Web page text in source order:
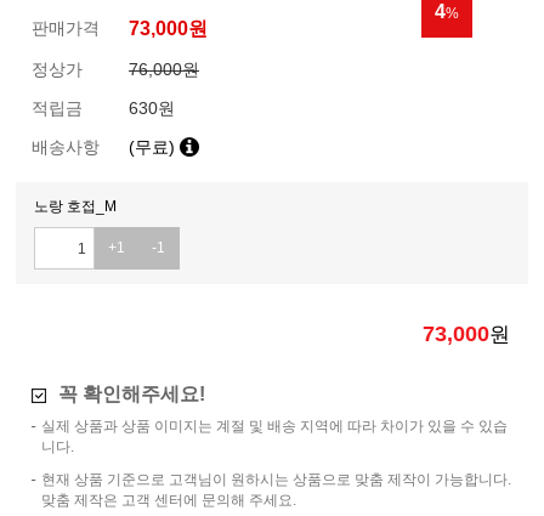
4%
판매가격 73,000원
정상가
76,000원
적립금
630원
배송사항
(무료)
노랑 호접_M
+1 -1
73,000원
꼭 확인해주세요!
실제 상품과 상품 이미지는 계절 및 배송 지역에 따라 차이가 있을 수 있습
니다.
현재 상품 기준으로 고객님이 원하시는 상품으로 맞춤 제작이 가능합니다.
맞춤 제작은 고객 센터에 문의해 주세요.